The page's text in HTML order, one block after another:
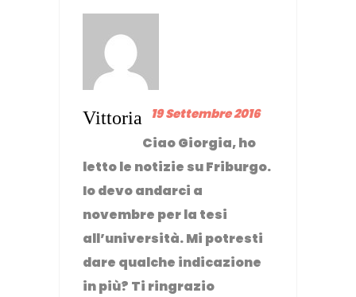
Vittoria 19 Settembre 2016
Ciao Giorgia, ho
letto le notizie su Friburgo.
Io devo andarci a
novembre per la tesi
all’università. Mi potresti
dare qualche indicazione
in più? Ti ringrazio